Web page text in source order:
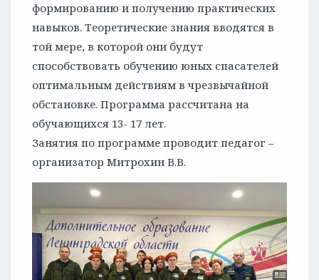
формированию и получению практических
навыков. Теоретические знания вводятся в
той мере, в которой они будут
способствовать обучению юных спасателей
оптимальным действиям в чрезвычайной
обстановке. Программа рассчитана на
обучающихся 13- 17 лет.
Занятия по программе проводит педагог –
организатор Митрохин В.В.